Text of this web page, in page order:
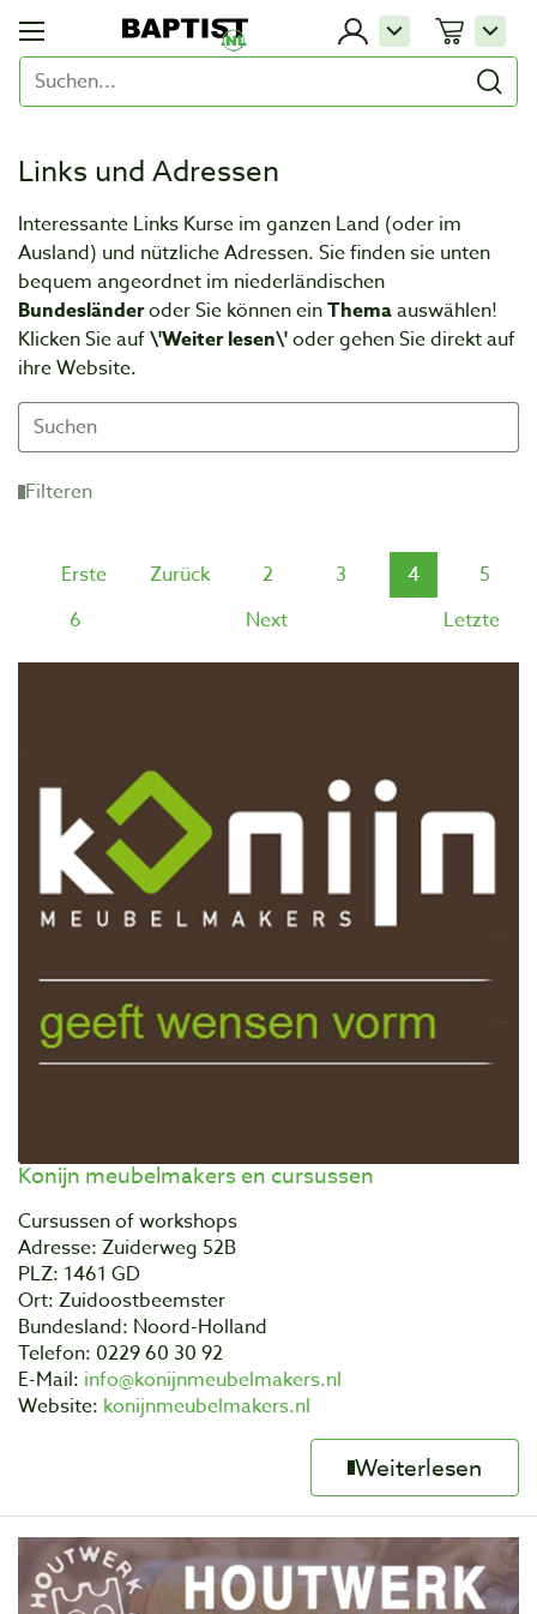
Links und Adressen
Interessante Links Kurse im ganzen Land (oder im
Ausland) und nützliche Adressen. Sie finden sie unten
bequem angeordnet im niederländischen
Bundesländeroder Sie können einThemaauswählen!
Klicken Sie auf\'Weiter lesen\'oder gehen Sie direkt auf
ihre Website.
Filteren
Erste Zurück 2 3 4
5
6
Next Letzte
Konijn meubelmakers en cursussen
Cursussen of workshops
Adresse: Zuiderweg 52B
PLZ: 1461 GD
Ort: Zuidoostbeemster
Bundesland: Noord-Holland
Telefon: 0229 60 30 92
E-Mail: info@konijnmeubelmakers.nl
Website: konijnmeubelmakers.nl
Weiterlesen